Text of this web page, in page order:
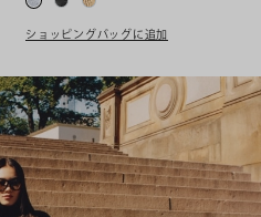
ショッピングバッグに追加